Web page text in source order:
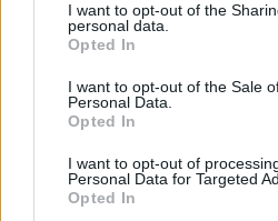
I want to opt-out of the
personal data.
Opted In
I want to opt-out of the Sale
Personal Data.
Opted In
I want to opt-out of
Personal Data for Targeted
Opted In
Amire többmillióan vártunk:
csökken a riasztás